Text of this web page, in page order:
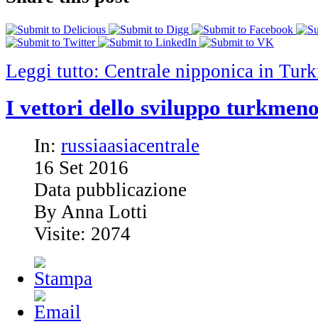
Leggi tutto: Centrale nipponica in
I vettori dello sviluppo
In: russiaasiacentrale
16 Set 2016
Data pubblicazione
By Anna Lotti
Visite: 2074